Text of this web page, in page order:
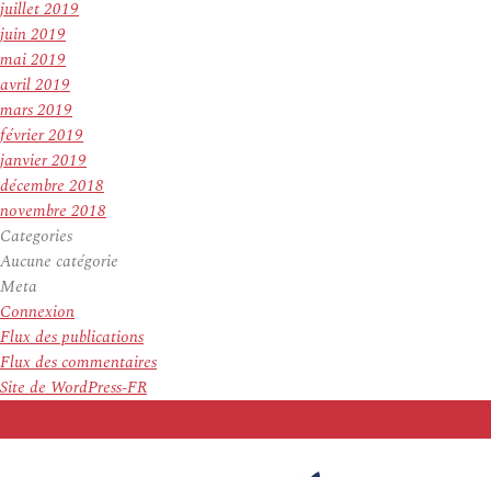
juillet 2019
juin 2019
mai 2019
avril 2019
mars 2019
février 2019
janvier 2019
décembre 2018
novembre 2018
Categories
Aucune catégorie
Meta
Connexion
Flux des publications
Flux des commentaires
Site de WordPress-FR